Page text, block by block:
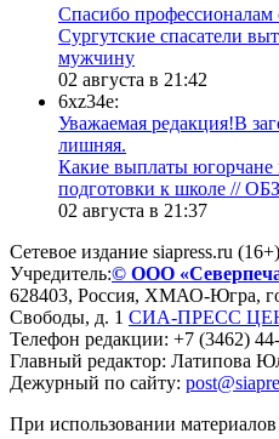
Спасибо профессионалам
Сургутские спасатели
мужчину
02 августа в 21:42
6xz34e:
Уважаемая редакция!В
лишняя.
Какие выплаты югорчане
подготовки к школе //
02 августа в 21:37
Сетевое издание siapress.ru (16+)
Учредитель:© ООО
628403, Россия, ХМАО-Югра,
Свободы, д. 1 СИА-ПРЕСС
Телефон редакции: +7 (3462)
Главный редактор: Латипова
Дежурный по сайту:
При использовании материалов